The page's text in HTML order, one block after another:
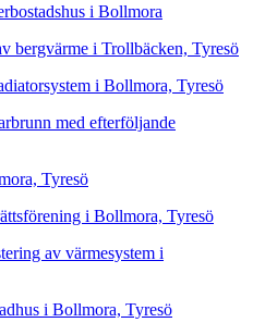
i Bollmora
bergvärme i Trollbäcken, Tyresö
i Bollmora, Tyresö
med efterföljande
Tyresö
i Bollmora, Tyresö
av värmesystem i
i Bollmora, Tyresö